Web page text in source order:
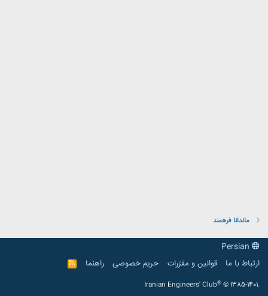
ماندانا فرهمند
ارتباط با ما
قوانین و مقرّرات حریم خصوصی راهنما
R
S
Iranian Engineers' Club® © 1385-1401.